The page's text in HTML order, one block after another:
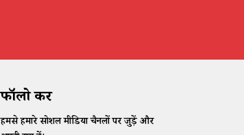
फॉलो करें
हमसे हमारे सोशल मीडिया चैनलों पर जुड़ें और